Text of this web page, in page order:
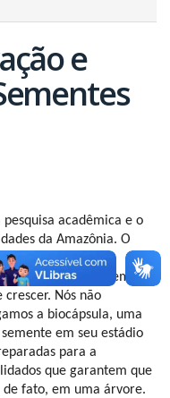
e
acadêmica e o
da Amazônia. O
para o
que cada semente
Nós não
a biocápsula, uma
em seu estádio
para a
que garantem que
fato, em uma árvore.